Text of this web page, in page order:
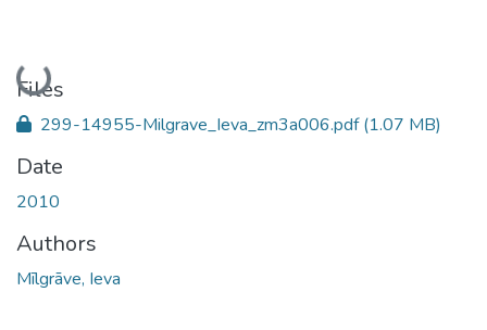
Loading...
Files
299-14955-Milgrave_Ieva_zm3a006.pdf(1.07 MB)
Date
2010
Authors
Mīlgrāve, Ieva